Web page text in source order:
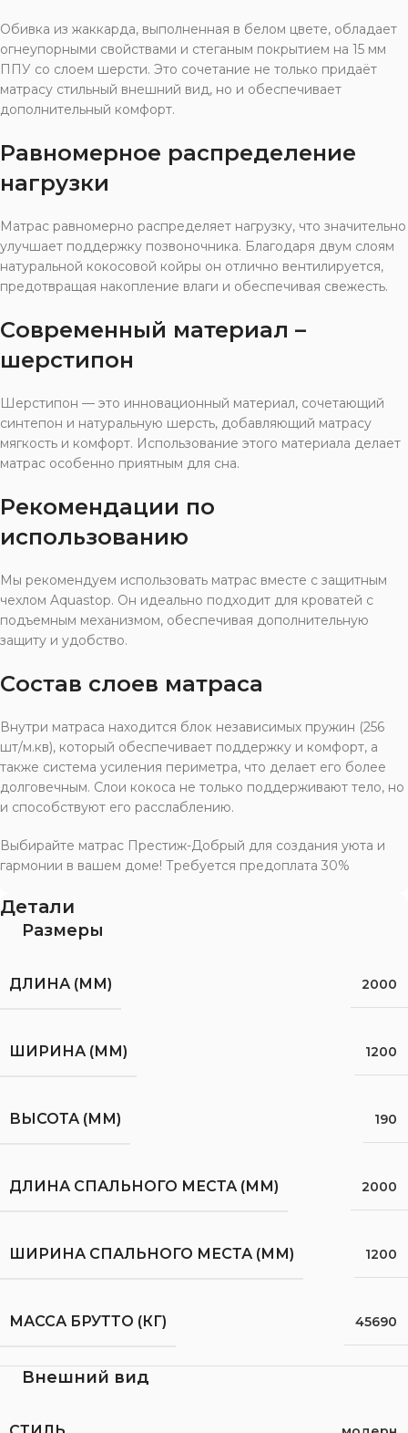
Обивка из жаккарда, выполненная в белом цвете, обладает
огнеупорными свойствами и стеганым покрытием на 15 мм
ППУ со слоем шерсти. Это сочетание не только придаёт
матрасу стильный внешний вид, но и обеспечивает
дополнительный комфорт.
Равномерное распределение
нагрузки
Матрас равномерно распределяет нагрузку, что значительно
улучшает поддержку позвоночника. Благодаря двум слоям
натуральной кокосовой койры он отлично вентилируется,
предотвращая накопление влаги и обеспечивая свежесть.
Современный материал –
шерстипон
Шерстипон — это инновационный материал, сочетающий
синтепон и натуральную шерсть, добавляющий матрасу
мягкость и комфорт. Использование этого материала делает
матрас особенно приятным для сна.
Рекомендации по
использованию
Мы рекомендуем использовать матрас вместе с защитным
чехлом Aquastop. Он идеально подходит для кроватей с
подъемным механизмом, обеспечивая дополнительную
защиту и удобство.
Состав слоев матраса
Внутри матраса находится блок независимых пружин (256
шт/м.кв), который обеспечивает поддержку и комфорт, а
также система усиления периметра, что делает его более
долговечным. Слои кокоса не только поддерживают тело, но
и способствуют его расслаблению.
Выбирайте матрас Престиж-Добрый для создания уюта и
гармонии в вашем доме! Требуется предоплата 30%
Детали
Размеры
ДЛИНА (ММ) 2000
ШИРИНА (ММ) 1200
ВЫСОТА (ММ) 190
ДЛИНА СПАЛЬНОГО МЕСТА (ММ) 2000
ШИРИНА СПАЛЬНОГО МЕСТА (ММ) 1200
МАССА БРУТТО (КГ) 45690
Внешний вид